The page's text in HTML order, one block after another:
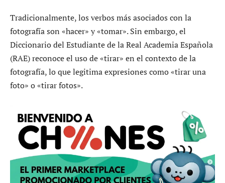
Tradicionalmente, los verbos más asociados con la
fotografía son «hacer» y «tomar». Sin embargo, el
Diccionario del Estudiante de la Real Academia Española
(RAE) reconoce el uso de «tirar» en el contexto de la
fotografía, lo que legitima expresiones como «tirar una
foto» o «tirar fotos».